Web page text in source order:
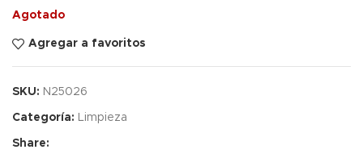
Agotado
Agregar a favoritos
SKU: N25026
Categoría: Limpieza
Share: